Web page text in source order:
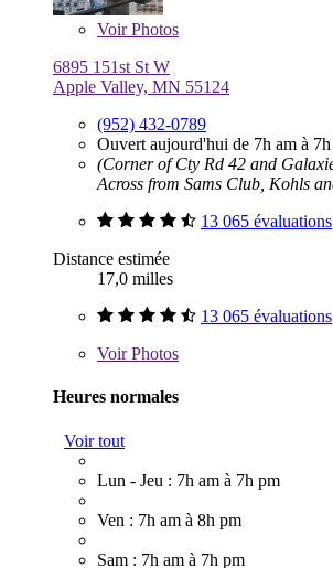
VoirPhotos
6895 151st St W
Apple Valley, MN 55124
(952) 432-0789
Ouvert aujourd'hui de 7h am à
(Corner of Cty Rd 42 and
Across from Sams Club, Kohls
13 065 évaluations
Distance estimée
17,0 milles
13 065 évaluations
VoirPhotos
Heures normales
Voir tout
Lun - Jeu : 7h am à 7h pm
Ven : 7h am à 8h pm
Sam : 7h am à 7h pm